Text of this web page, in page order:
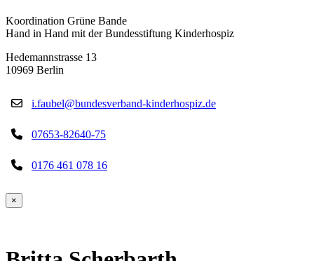
Koordination Grüne Bande
Hand in Hand mit der Bundesstiftung Kinderhospiz
Hedemannstrasse 13
10969 Berlin
i.faubel@bundesverband-kinderhospiz.de
07653-82640-75
0176 461 078 16
×